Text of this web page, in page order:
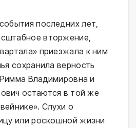
последних лет,
вторжение,
приезжала к ним
сохранила верность
Владимировна и
остаются в той же
Слухи о
или роскошной жизни